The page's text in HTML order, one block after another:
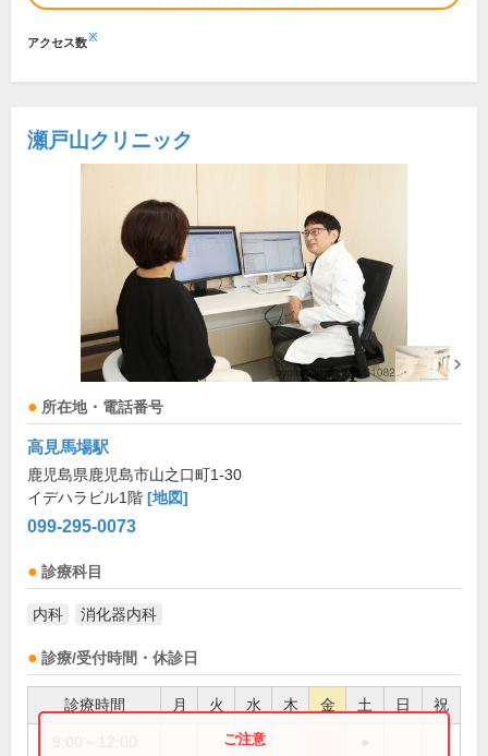
アクセス数※
瀬戸山クリニック
所在地・電話番号
高見馬場駅
鹿児島県鹿児島市山之口町1-30
イデハラビル1階 [地図]
099-295-0073
診療科目
内科 消化器内科
診療/受付時間・休診日
診療時間 月 火 水 木 金 土 日 祝